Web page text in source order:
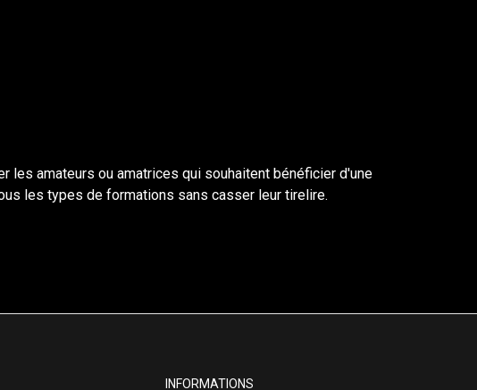
les amateurs ou amatrices qui souhaitent bénéficier d'une
les types de formations sans casser leur tirelire.
INFORMATIONS